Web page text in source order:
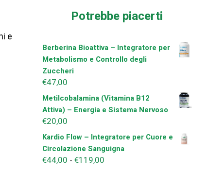
e
Potrebbe piacerti
Berberina Bioattiva – Integratore per
Metabolismo e Controllo degli
Zuccheri
€47,00
Metilcobalamina (Vitamina B12
Attiva) – Energia e Sistema Nervoso
€20,00
Kardio Flow – Integratore per Cuore e
Circolazione Sanguigna
€44,00 - €119,00Fascia